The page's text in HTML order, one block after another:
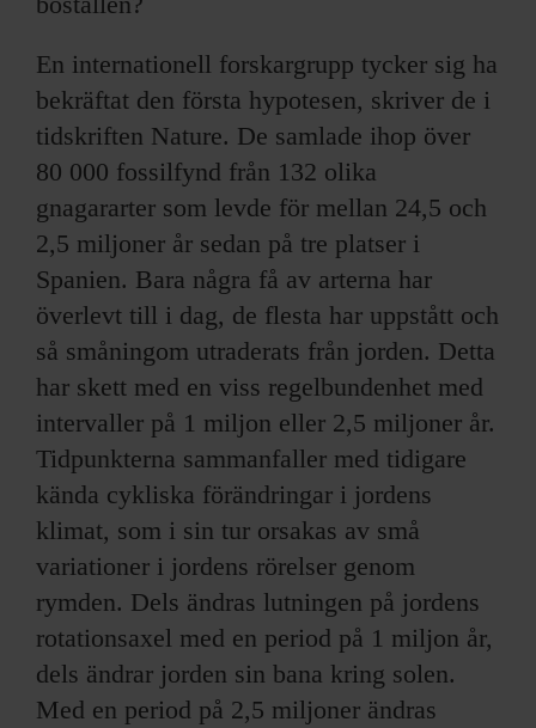
En internationell forskargrupp tycker sig ha
bekräftat den första hypotesen, skriver de i
tidskriften Nature. De samlade ihop över
80 000 fossilfynd från 132 olika
gnagararter som levde för mellan 24,5 och
2,5 miljoner år sedan på tre platser i
Spanien. Bara några få av arterna har
överlevt till i dag, de flesta har uppstått och
så småningom utraderats från jorden. Detta
har skett med en viss regelbundenhet med
intervaller på 1 miljon eller 2,5 miljoner år.
Tidpunkterna sammanfaller med tidigare
kända cykliska förändringar i jordens
klimat, som i sin tur orsakas av små
variationer i jordens rörelser genom
rymden. Dels ändras lutningen på jordens
rotationsaxel med en period på 1 miljon år,
dels ändrar jorden sin bana kring solen.
Med en period på 2,5 miljoner ändras